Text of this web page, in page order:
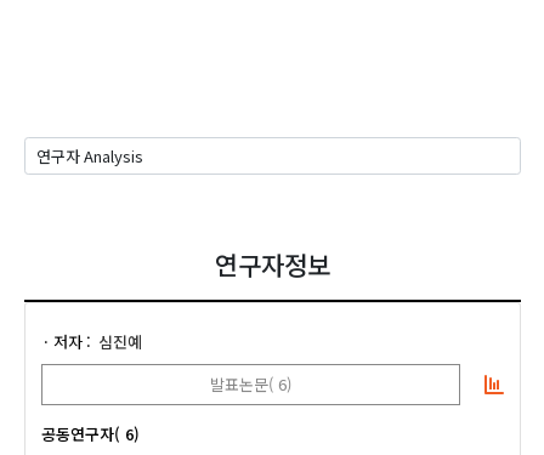
연구자정보
저자
심진예
발표논문( 6)
공동연구자( 6)